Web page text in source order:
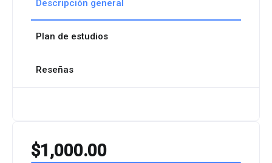
Descripción general
Plan de estudios
Reseñas
$1,000.00